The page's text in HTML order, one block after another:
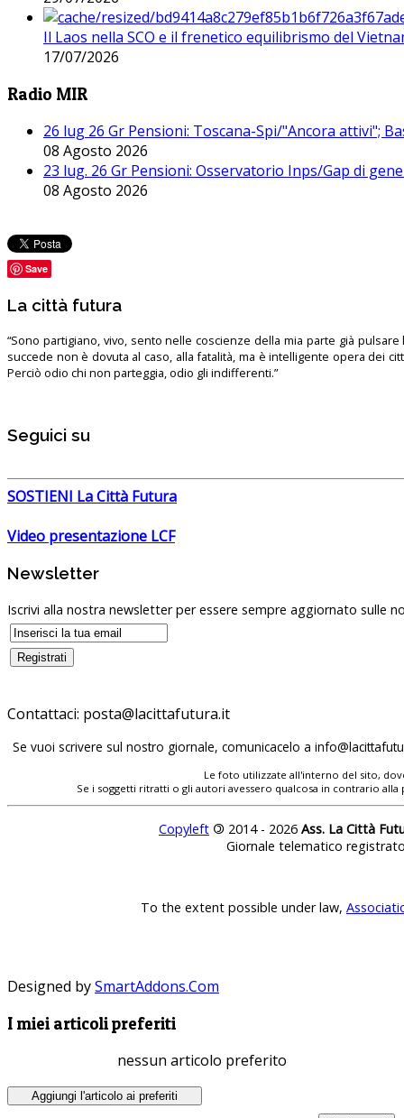
Il Laos nella SCO e il frenetico equilibrismo del
17/07/2026
Radio MIR
26 lug 26 Gr Pensioni: Toscana-Spi/"Ancora attivi";
08 Agosto 2026
23 lug. 26 Gr Pensioni: Osservatorio Inps/Gap di
08 Agosto 2026
Save
La città futura
“Sono partigiano, vivo, sento nelle coscienze della mia parte già pulsare
succede non è dovuta al caso, alla fatalità, ma è intelligente opera dei
Perciò odio chi non parteggia, odio gli indifferenti.”
Seguici su
SOSTIENI La Città Futura
Video presentazione LCF
Newsletter
Iscrivi alla nostra newsletter per essere sempre aggiornato sulle
Contattaci: posta@lacittafutura.it
Se vuoi scrivere sul nostro giornale, comunicacelo a
Le foto utilizzate all'interno del sito,
Se i soggetti ritratti o gli autori avessero qualcosa in contrario
Copyleft © 2014 - 2026 Ass. La Città
Giornale telematico
To the extent possible under law,
Designed bySmartAddons.Com
I miei articoli preferiti
nessun articolo preferito